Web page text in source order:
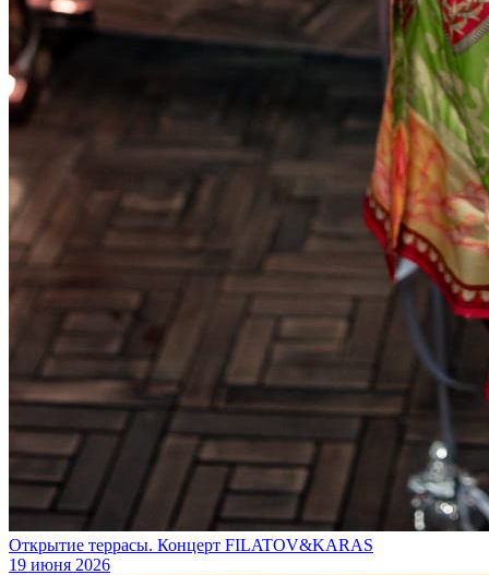
Открытие террасы. Концерт FILATOV&KARAS
19 июня 2026